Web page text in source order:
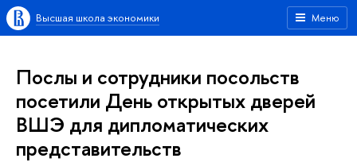
Меню
Высшая школа экономики
Послы и сотрудники посольств
посетили День открытых дверей
ВШЭ для дипломатических
представительств